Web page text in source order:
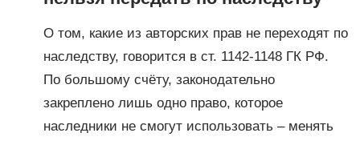
О том, какие из авторских прав не переходят по
наследству, говорится в ст. 1142-1148 ГК РФ.
По большому счёту, законодательно
закреплено лишь одно право, которое
наследники не смогут использовать – менять